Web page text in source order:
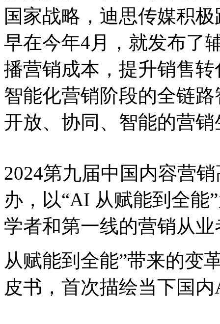
国家战略，迪思传媒积
早在今年4月，就发布了
播营销成本，提升销售
智能化营销阶段的全链
开放、协同、智能的营
2024第九届中国内容营
办，以“AI 从赋能到全能
学者和第一线的营销从
从赋能到全能”带来的变
皮书，首次描绘当下国